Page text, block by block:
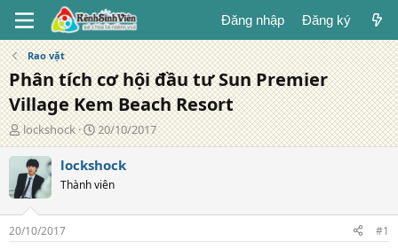
Đăng nhập Đăng ký
Rao vặt
Phân tích cơ hội đầu tư Sun Premier
Village Kem Beach Resort
T
á
c
g
i
ả
lockshock
N
g
à
y
đ
g
20/10/2017
lockshock
Thành viên
20/10/2017 #1